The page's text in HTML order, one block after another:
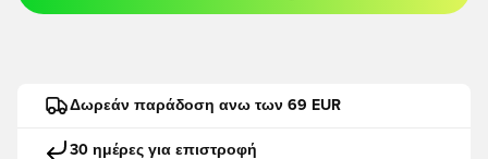
Δωρεάν παράδοση ανω των 69 EUR
30 ημέρες για επιστροφή